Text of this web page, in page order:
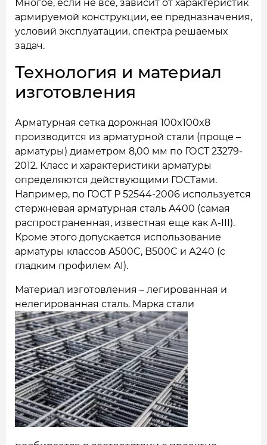
Многое, если не все, зависит от характеристик
армируемой конструкции, ее предназначения,
условий эксплуатации, спектра решаемых
задач.
Технология и материал
изготовления
Арматурная сетка дорожная 100x100x8
производится из арматурной стали (проще –
арматуры) диаметром 8,00 мм по ГОСТ 23279-
2012. Класс и характеристики арматуры
определяются действующими ГОСТами.
Например, по ГОСТ Р 52544-2006 используется
стержневая арматурная сталь A400 (самая
распространенная, известная еще как А-III).
Кроме этого допускается использование
арматуры классов A500C, B500C и А240 (с
гладким профилем AI).
Материал изготовления – легированная и
нелегированная сталь. Марка стали